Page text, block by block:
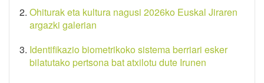
Ohiturak eta kultura nagusi 2026ko Euskal Jiraren
argazki galerian
Identifikazio biometrikoko sistema berriari esker
bilatutako pertsona bat atxilotu dute Irunen